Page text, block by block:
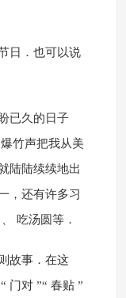
日．也可以说
已久的日子
竹声把我从美
陆陆续续地出
，还有许多习
吃汤圆等．
故事．在这
门对 ”“ 春贴 ”